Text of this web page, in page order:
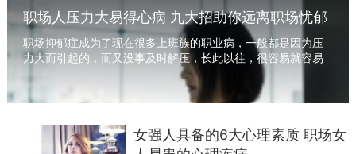
3)晚餐打包注意营养搭配
有些人自带午餐就是为了省去中午排队吃饭或
者下楼到餐馆的时间，而晚上下班却又累得不想动
手准备，于是有人就借在外解决晚餐的时候打包一
炒鸡蛋这样的简单又经典的菜式，最好清淡营养，
职场人压力大易得心病 九大招助你远离职场忧郁
职场抑郁症成为了现在很多上班族的职业病，一般都是因为压
力大而引起的，而又没事及时解压，长此以往，很容易就容易
导致成抑郁症了。下面跟随360常识网了解一下...
女强人具备的6大心理素质 职场女